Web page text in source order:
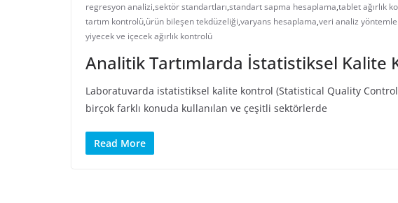
regresyon analizi,sektör standartları,standart sapma hesaplama,tablet ağırlık
tartım kontrolü,ürün bileşen tekdüzeliği,varyans hesaplama,veri analiz
yiyecek ve içecek ağırlık kontrolü
Analitik Tartımlarda İstatistiksel Kalite
Laboratuvarda istatistiksel kalite kontrol (Statistical Quality
birçok farklı konuda kullanılan ve çeşitli sektörlerde
Read More